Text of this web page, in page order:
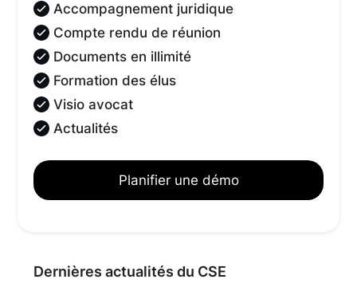
Accompagnement juridique
Compte rendu de réunion
Documents en illimité
Formation des élus
Visio avocat
Actualités
Planifier une démo
Dernières actualités du CSE